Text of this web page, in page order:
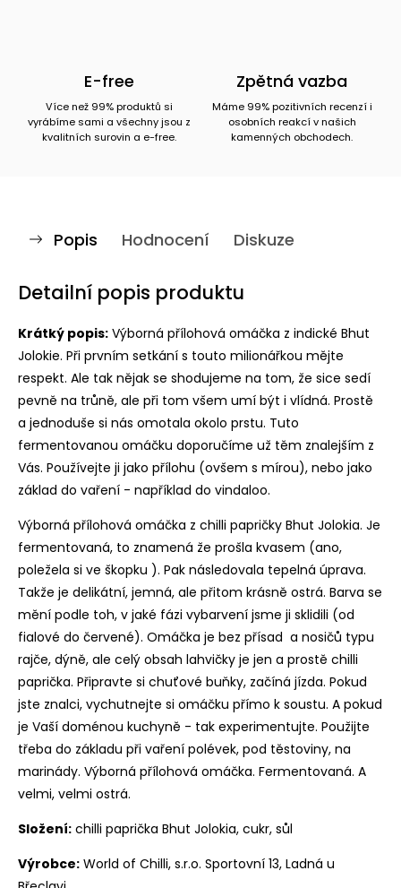
E-free
Více než 99% produktů si
vyrábíme sami a všechny jsou z
kvalitních surovin a e-free.
Zpětná vazba
Máme 99% pozitivních recenzí i
osobních reakcí v našich
kamenných obchodech.
Popis Hodnocení Diskuze
Detailní popis produktu
Krátký popis: Výborná přílohová omáčka z indické Bhut
Jolokie. Při prvním setkání s touto milionářkou mějte
respekt. Ale tak nějak se shodujeme na tom, že sice sedí
pevně na trůně, ale při tom všem umí být i vlídná. Prostě
a jednoduše si nás omotala okolo prstu. Tuto
fermentovanou omáčku doporučíme už těm znalejším z
Vás. Používejte ji jako přílohu (ovšem s mírou), nebo jako
základ do vaření - například do vindaloo.
Výborná přílohová omáčka z chilli papričky Bhut Jolokia. Je
fermentovaná, to znamená že prošla kvasem (ano,
poležela si ve škopku ). Pak následovala tepelná úprava.
Takže je delikátní, jemná, ale přitom krásně ostrá. Barva se
mění podle toh, v jaké fázi vybarvení jsme ji sklidili (od
fialové do červené). Omáčka je bez přísad a nosičů typu
rajče, dýně, ale celý obsah lahvičky je jen a prostě chilli
paprička. Připravte si chuťové buňky, začíná jízda. Pokud
jste znalci, vychutnejte si omáčku přímo k soustu. A pokud
je Vaší doménou kuchyně - tak experimentujte. Použijte
třeba do základu při vaření polévek, pod těstoviny, na
marinády. Výborná přílohová omáčka. Fermentovaná. A
velmi, velmi ostrá.
Složení: chilli paprička Bhut Jolokia, cukr, sůl
Výrobce: World of Chilli, s.r.o. Sportovní 13, Ladná u